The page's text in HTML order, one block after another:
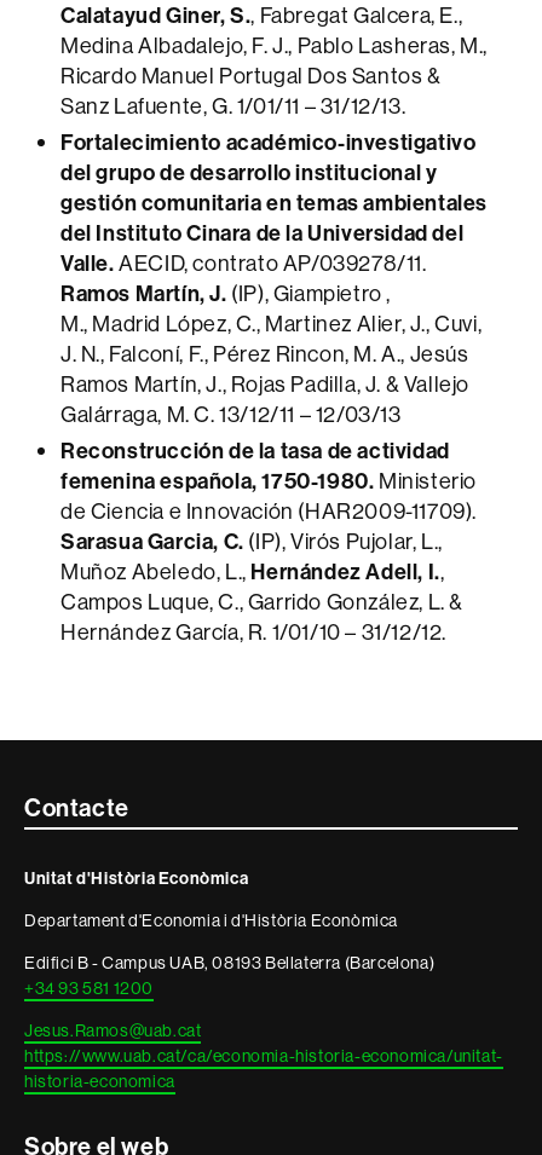
Calatayud Giner, S., Fabregat Galcera, E.,
Medina Albadalejo, F. J., Pablo Lasheras, M.,
Ricardo Manuel Portugal Dos Santos &
Sanz Lafuente, G. 1/01/11 – 31/12/13.
Fortalecimiento académico-investigativo
del grupo de desarrollo institucional y
gestión comunitaria en temas ambientales
del Instituto Cinara de la Universidad del
Valle.AECID, contrato AP/039278/11.
Ramos Martín, J. (IP), Giampietro ,
M., Madrid López, C., Martinez Alier, J., Cuvi,
J. N., Falconí, F., Pérez Rincon, M. A., Jesús
Ramos Martín, J., Rojas Padilla, J. & Vallejo
Galárraga, M. C. 13/12/11 – 12/03/13
Reconstrucción de la tasa de actividad
femenina española, 1750-1980. Ministerio
de Ciencia e Innovación (HAR2009-11709).
Sarasua Garcia, C. (IP), Virós Pujolar, L.,
Muñoz Abeledo, L., Hernández Adell, I.,
Campos Luque, C., Garrido González, L. &
Hernández García, R. 1/01/10 – 31/12/12.
Contacte
informació
legal
Contacte
Unitat d'Història Econòmica
Departament d'Economia i d'Història Econòmica
Edifici B - Campus UAB, 08193 Bellaterra (Barcelona)
+34 93 581 1200
Jesus.Ramos@uab.cat
https://www.uab.cat/ca/economia-historia-economica/unitat-
historia-economica
Sobre el web